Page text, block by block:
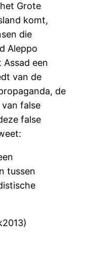
Grote
komt,
die
Aleppo
Assad een
van de
de
false
false
tussen